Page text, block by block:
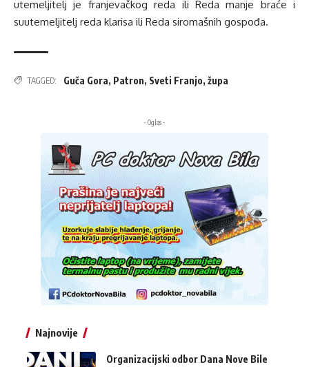
utemeljitelj je franjevačkog reda ili Reda manje braće i
suutemeljitelj reda klarisa ili Reda siromašnih gospođa.
TAGGED: Guča Gora, Patron, Sveti Franjo, župa
- Oglas -
Najnovije
Organizacijski odbor Dana Nove Bile